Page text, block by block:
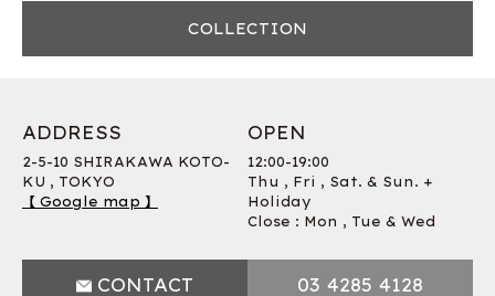
COLLECTION
ADDRESS
2-5-10 SHIRAKAWA KOTO-
KU , TOKYO
【 Google map 】
OPEN
12:00-19:00
Thu , Fri , Sat. & Sun. +
Holiday
Close : Mon , Tue & Wed
CONTACT 03 4285 4128